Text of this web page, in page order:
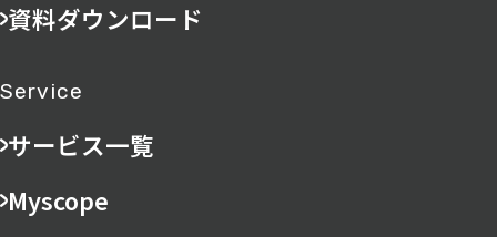
資料ダウンロード
Service
サービス一覧
Myscope